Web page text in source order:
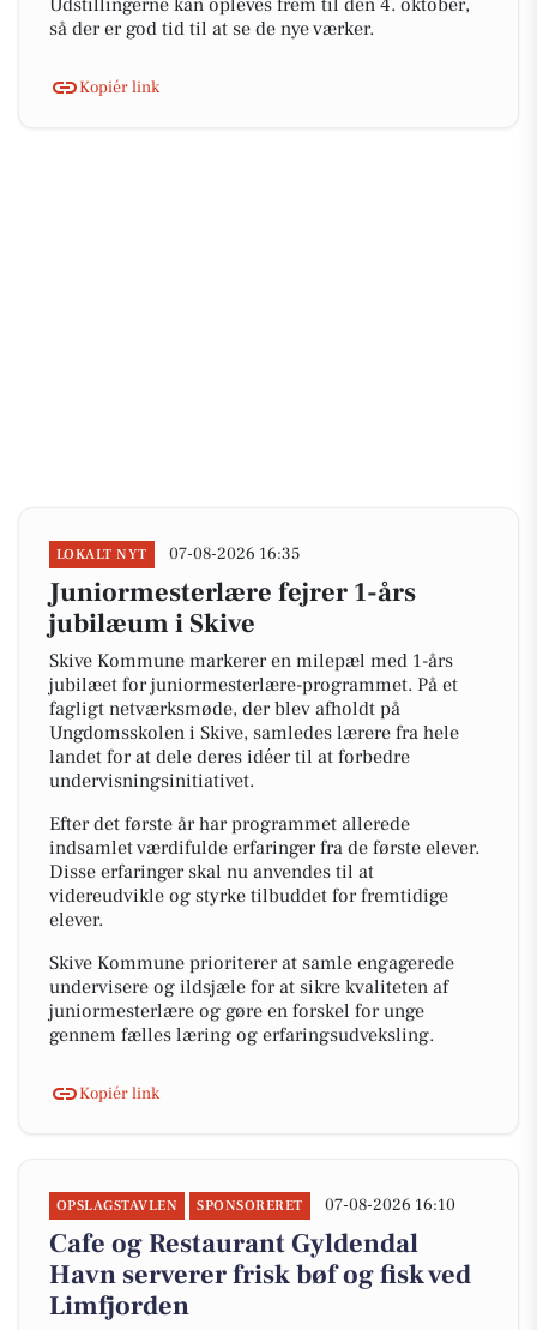
Udstillingerne kan opleves frem til den 4. oktober,
så der er god tid til at se de nye værker.
Kopiér link
LOKALT NYT 07-08-2026 16:35
Juniormesterlære fejrer 1-års
jubilæum i Skive
Skive Kommune markerer en milepæl med 1-års
jubilæet for juniormesterlære-programmet. På et
fagligt netværksmøde, der blev afholdt på
Ungdomsskolen i Skive, samledes lærere fra hele
landet for at dele deres idéer til at forbedre
undervisningsinitiativet.
Efter det første år har programmet allerede
indsamlet værdifulde erfaringer fra de første elever.
Disse erfaringer skal nu anvendes til at
videreudvikle og styrke tilbuddet for fremtidige
elever.
Skive Kommune prioriterer at samle engagerede
undervisere og ildsjæle for at sikre kvaliteten af
juniormesterlære og gøre en forskel for unge
gennem fælles læring og erfaringsudveksling.
Kopiér link
OPSLAGSTAVLEN SPONSORERET 07-08-2026 16:10
Cafe og Restaurant Gyldendal
Havn serverer frisk bøf og fisk ved
Limfjorden